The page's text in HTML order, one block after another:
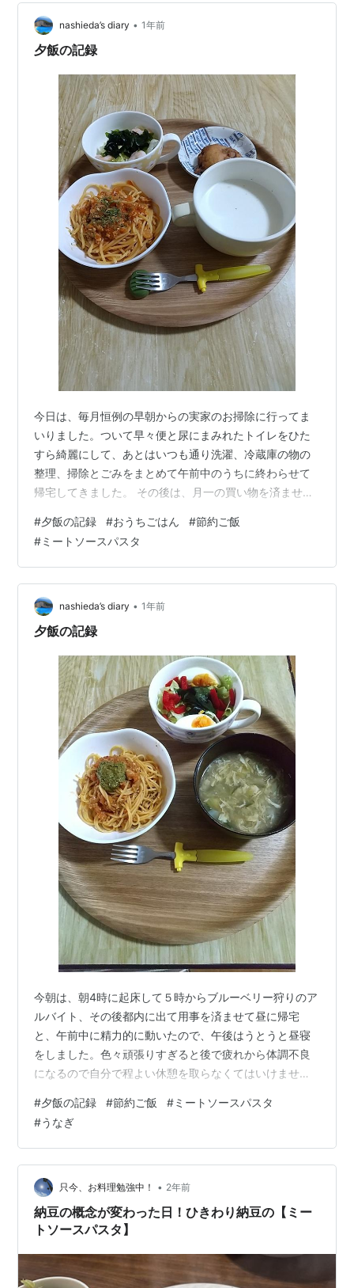
ス、ブロッコリー、むきえび、パプリカ） ・きゅうりと
わかめの酢の物 ミートソースは、玉葱、人参、豚ミン
チ、茹で大豆ミンチで作りました。味付けに…
nashieda’s diary • 1年前
夕飯の記録
今日は、毎月恒例の早朝からの実家のお掃除に行ってま
いりました。ついて早々便と尿にまみれたトイレをひた
すら綺麗にして、あとはいつも通り洗濯、冷蔵庫の物の
整理、掃除とごみをまとめて午前中のうちに終わらせて
帰宅してきました。 その後は、月一の買い物を済ませ眼
月間なので健康診断、緑内障の検査、大腸カメラと続き
ます。 眼科の結果は、今のところ緑内障の心配は無し。
ほっとしました。 でも１年に１度は定期的に検査した方
が良いとのことでこれから９月は眼科の検査も毎年しよ
うと思います。 そんなこんなで忙しい土曜日でした。買
い物のまとめもしたいところですが、明日も…
#夕飯の記録 #おうちごはん #節約ご飯
#ミートソースパスタ
nashieda’s diary • 1年前
夕飯の記録
今朝は、朝4時に起床して５時からブルーベリー狩りのア
ルバイト、その後都内に出て用事を済ませて昼に帰宅
と、午前中に精力的に動いたので、午後はうとうと昼寝
をしました。色々頑張りすぎると後で疲れから体調不良
になるので自分で程よい休憩を取らなくてはいけません
があるのでそちらはキャンセルして早めに寝ることにし
ます。 7/18(金) 本日の夕飯です ・ミートソースパスタ
(玉葱、人参、茹で大豆、にんにく、トマトジュース、バ
ジルソース、豚肉） ・かきたまスープ ・サラダ(レタ
ス、パプリカ、わかめ、ゆで卵) パスタソースのお肉は、
ほんの一握りで、お野菜と大豆…
#夕飯の記録 #節約ご飯 #ミートソースパスタ
#うなぎ
只今、お料理勉強中！ • 2年前
納豆の概念が変わった日！ひきわり納豆の【ミー
トソースパスタ】